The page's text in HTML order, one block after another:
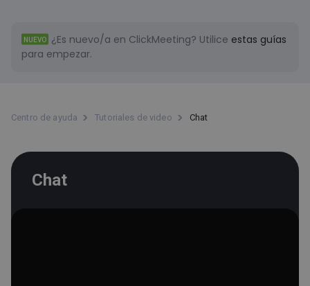
NUEVO ¿Es nuevo/a en ClickMeeting? Utilice estas guías
para empezar.
Centro de ayuda Tutoriales de video Chat
Chat